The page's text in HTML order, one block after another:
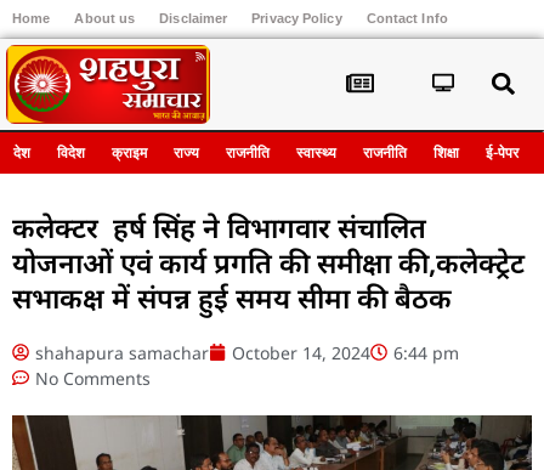
Home About us Disclaimer Privacy Policy Contact Info
देश विदेश क्राइम राज्य राजनीति स्वास्थ्य राजनीति शिक्षा ई-पेपर
कलेक्टर हर्ष सिंह ने विभागवार संचालित
योजनाओं एवं कार्य प्रगति की समीक्षा की,कलेक्ट्रेट
सभाकक्ष में संपन्न हुई समय सीमा की बैठक
shahapura samachar October 14, 2024
6:44 pm
No Comments